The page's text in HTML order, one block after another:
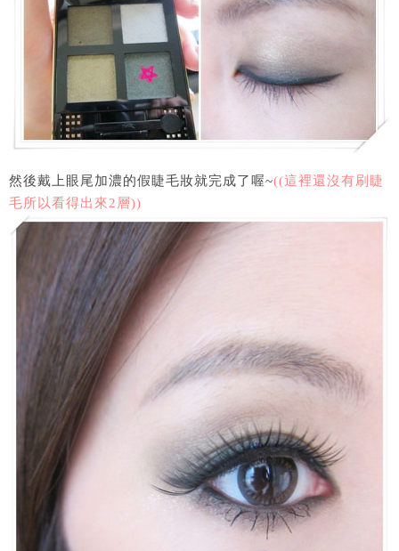
然後戴上眼尾加濃的假睫毛妝就完成了喔~((這裡還沒有刷睫
毛所以看得出來2層))